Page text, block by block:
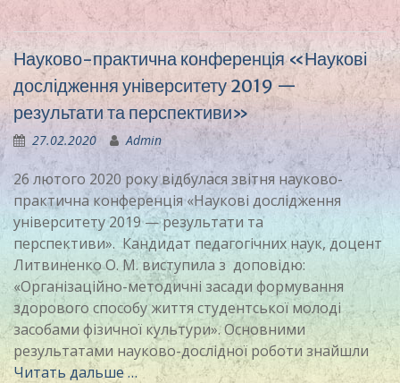
Науково-практична конференція «Наукові
дослідження університету 2019 —
результати та перспективи»
27.02.2020 Admin
26 лютого 2020 року відбулася звітня науково-
практична конференція «Наукові дослідження
університету 2019 — результати та
перспективи». Кандидат педагогічних наук, доцент
Литвиненко О. М. виступила з доповідю:
«Організаційно-методичні засади формування
здорового способу життя студентської молоді
засобами фізичної культури». Основними
результатами науково-дослідної роботи знайшли
Читать дальше …